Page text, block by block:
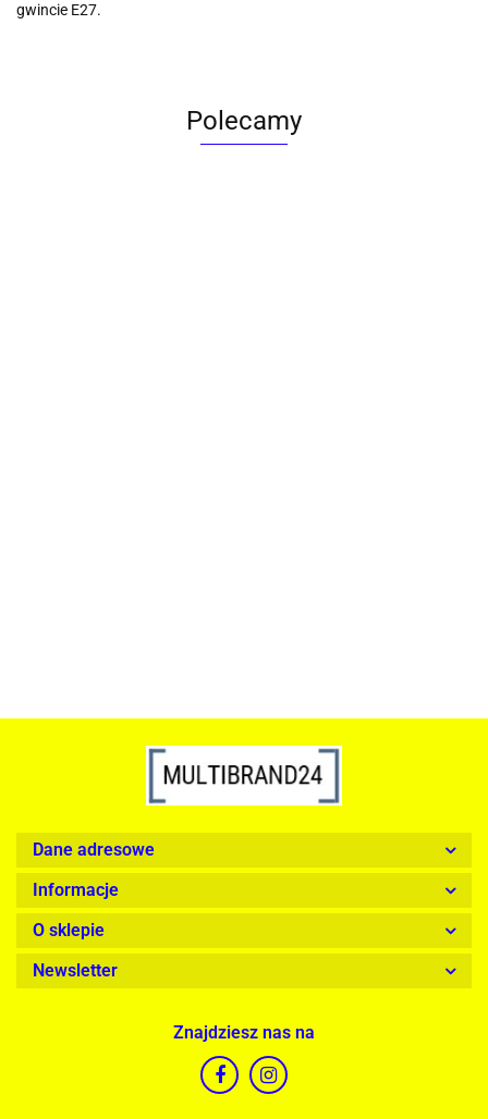
gwincie E27.
Polecamy
Dane adresowe
Informacje
O sklepie
Newsletter
Znajdziesz nas na